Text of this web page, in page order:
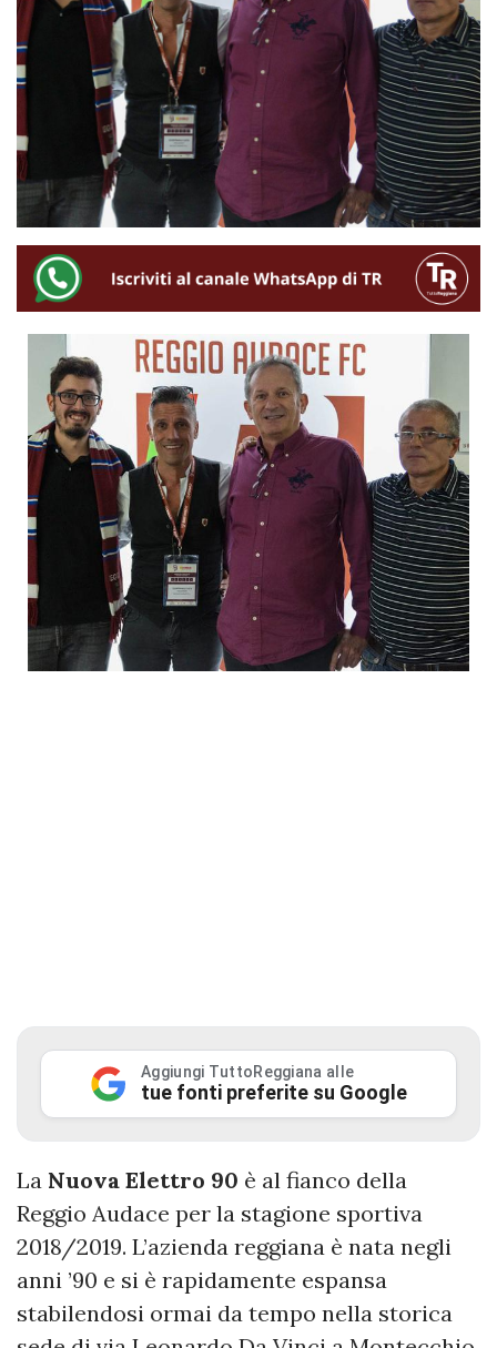
Aggiungi TuttoReggiana alle
tue fonti preferite su Google
La Nuova Elettro 90 è al fianco della
Reggio Audace per la stagione sportiva
2018/2019. L’azienda reggiana è nata negli
anni ’90 e si è rapidamente espansa
stabilendosi ormai da tempo nella storica